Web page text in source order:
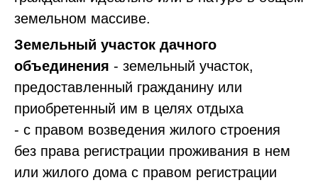
земельном массиве.
Земельный участок дачного
объединения - земельный участок,
предоставленный гражданину или
приобретенный им в целях отдыха
- с правом возведения жилого строения
без права регистрации проживания в нем
или жилого дома с правом регистрации